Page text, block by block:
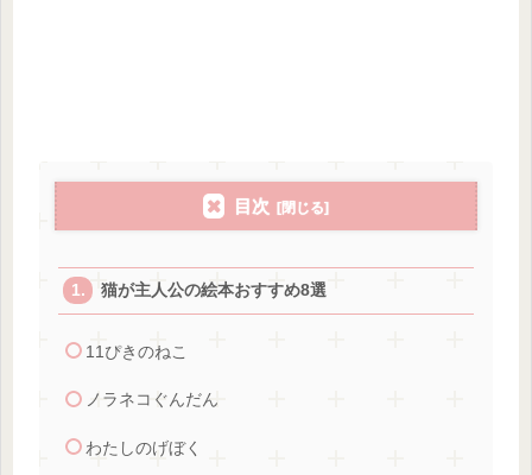
目次
猫が主人公の絵本おすすめ8選
11ぴきのねこ
ノラネコぐんだん
わたしのげぼく